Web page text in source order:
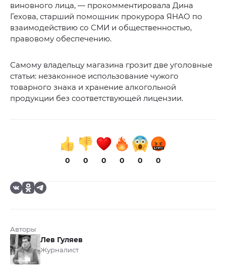
виновного лица, — прокомментировала Дина
Гехова, старший помощник прокурора ЯНАО по
взаимодействию со СМИ и общественностью,
правовому обеспечению.
Самому владельцу магазина грозит две уголовные
статьи: незаконное использование чужого
товарного знака и хранение алкогольной
продукции без соответствующей лицензии.
0 0 0 0 0 0
Авторы
Лев Гуляев
Журналист